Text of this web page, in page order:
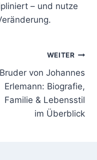
– und nutze
WEITER
Bruder von Johannes
Erlemann: Biografie,
Familie & Lebensstil
im Überblick